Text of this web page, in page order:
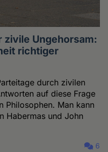
Ungehorsam:
richtiger
durch zivilen
auf diese Frage
Philosophen. Man kann
Habermas und John
6